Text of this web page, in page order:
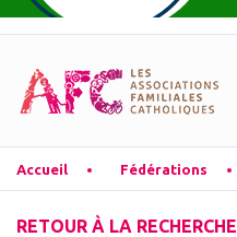
Accueil Fédérations
RETOUR À LA RECHERCHE